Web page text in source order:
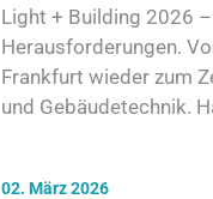
Light + Building 2026
Herausforderungen.
Frankfurt wieder zum
und Gebäudetechnik.
02. März 2026